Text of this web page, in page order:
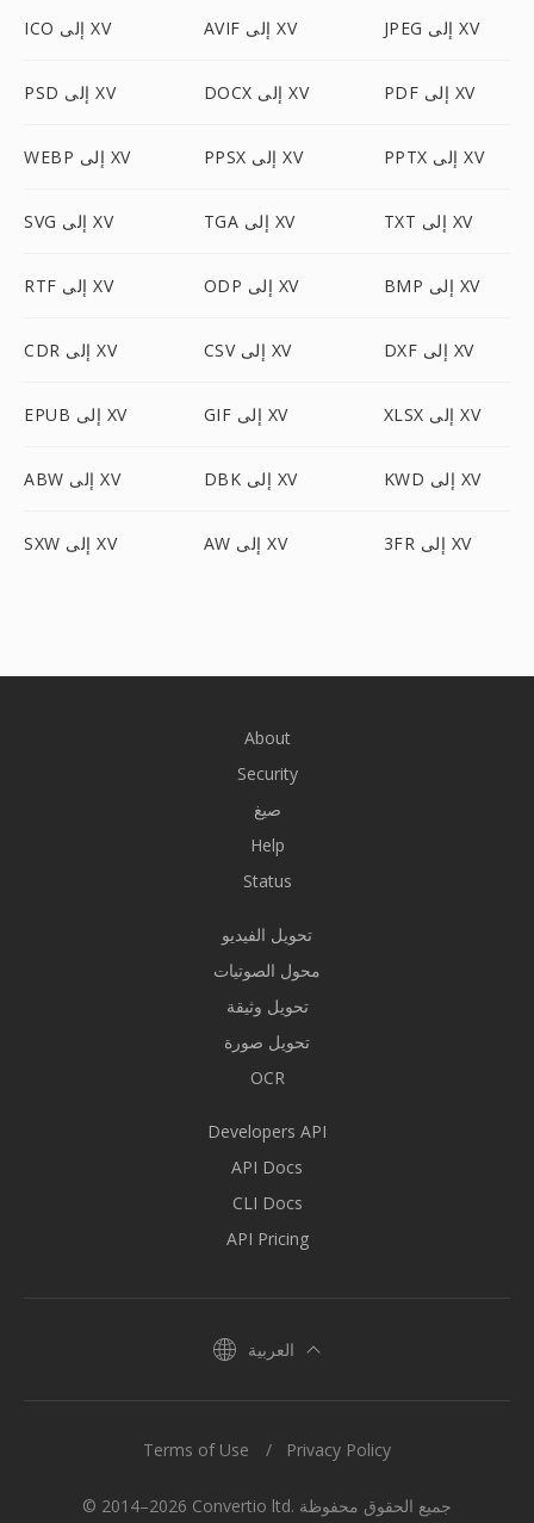
ICO إلى XV AVIF إلى XV JPEG إلى XV
PSD إلى XV DOCX إلى XV PDF إلى XV
WEBP إلى XV PPSX إلى XV PPTX إلى XV
SVG إلى XV TGA إلى XV TXT إلى XV
RTF إلى XV ODP إلى XV BMP إلى XV
CDR إلى XV CSV إلى XV DXF إلى XV
EPUB إلى XV GIF إلى XV XLSX إلى XV
ABW إلى XV DBK إلى XV KWD إلى XV
SXW إلى XV AW إلى XV 3FR إلى XV
About
Security
صيغ
Help
Status
تحويل الفيديو
محول الصوتيات
تحويل وثيقة
تحويل صورة
OCR
Developers API
API Docs
CLI Docs
API Pricing
العربية
© 2014–2026 Convertio ltd. جميع الحقوق محفوظة
Terms of Use Privacy Policy